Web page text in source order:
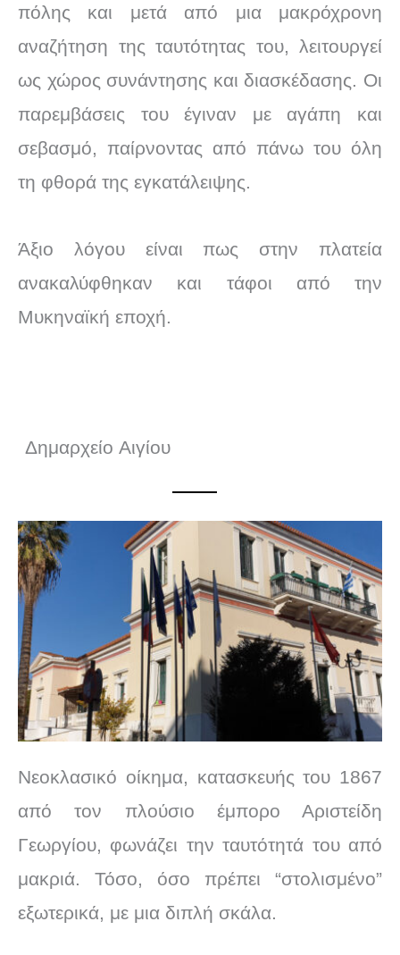
πόλης και μετά από μια μακρόχρονη
αναζήτηση της ταυτότητας του, λειτουργεί
ως χώρος συνάντησης και διασκέδασης. Οι
παρεμβάσεις του έγιναν με αγάπη και
σεβασμό, παίρνοντας από πάνω του όλη
τη φθορά της εγκατάλειψης.
Άξιο λόγου είναι πως στην πλατεία
ανακαλύφθηκαν και τάφοι από την
Μυκηναϊκή εποχή.
Δημαρχείο Αιγίου
Νεοκλασικό οίκημα, κατασκευής του 1867
από τον πλούσιο έμπορο Αριστείδη
Γεωργίου, φωνάζει την ταυτότητά του από
μακριά. Τόσο, όσο πρέπει “στολισμένο”
εξωτερικά, με μια διπλή σκάλα.